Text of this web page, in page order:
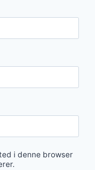
i denne browser